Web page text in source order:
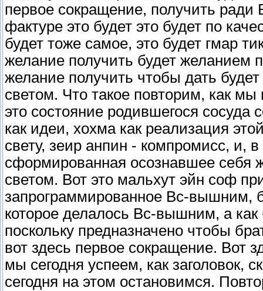
первое сокращение, получить
фактуре это будет это будет по
будет тоже самое, это будет гмар
желание получить будет желанием
желание получить чтобы дать
светом. Что такое повторим, как
это состояние родившегося сосуда
как идеи, хохма как реализация
свету, зеир анпин - компромисс, и,
сформированная осознавшее себя
светом. Вот это мальхут эйн соф
запрограммированное Вс-вышним,
которое делалось Вс-вышним, а
поскольку предназначено чтобы
вот здесь первое сокращение. Вот
мы сегодня успеем, как заголовок,
сегодня на этом остановимся.